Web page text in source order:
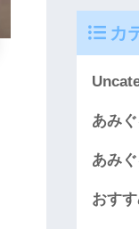
カ
あみ
あみ
おす